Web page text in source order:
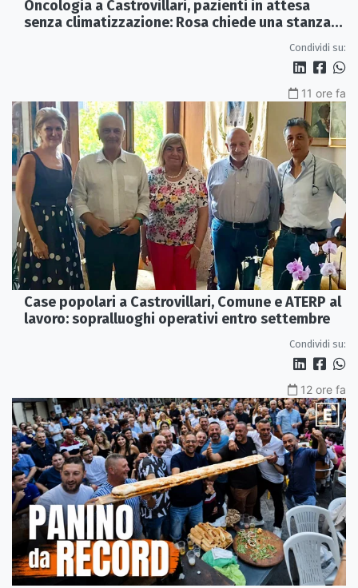
Oncologia a Castrovillari, pazienti in attesa
senza climatizzazione: Rosa chiede una stanza
Condividi su:
11 ore fa
Case popolari a Castrovillari, Comune e ATERP al
lavoro: sopralluoghi operativi entro settembre
Condividi su:
12 ore fa